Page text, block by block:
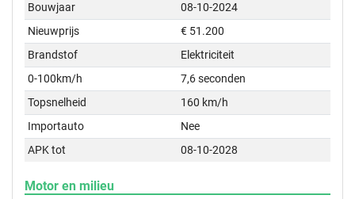
Bouwjaar
08-10-2024
Nieuwprijs
€ 51.200
Brandstof
Elektriciteit
0-100km/h
7,6 seconden
Topsnelheid
160 km/h
Importauto
Nee
APK tot
08-10-2028
Motor en milieu